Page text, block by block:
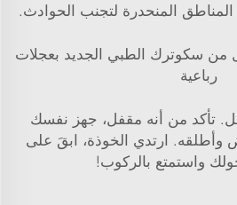
المنحدرة لتجنب الحوادث.
سكوترك الطبي الجديد بعجلات
رباعية
تأكد من أنه مقفل، جهز نفسك
وأطلقه. ارتدي الخوذة، ابقَ على
واستمتع بالركوب!